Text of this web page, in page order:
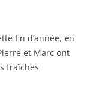
fin d’année, en
et Marc ont
fraîches